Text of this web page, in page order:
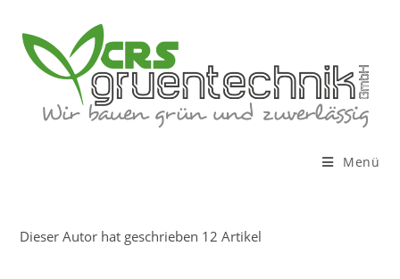
Inhalt
springen
Menü
Dieser Autor hat geschrieben 12 Artikel